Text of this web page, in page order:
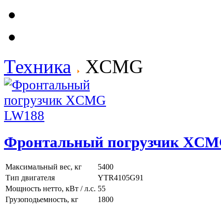
Техника XCMG
Фронтальный погрузчик
Максимальный вес, кг
5400
Тип двигателя
YTR4105G91
Мощность нетто, кВт / л.с. 55
Грузоподьемность, кг
1800